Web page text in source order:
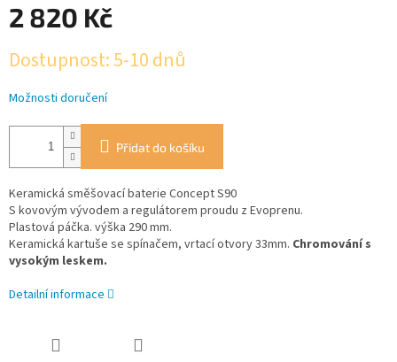
2 820 Kč
cena:
Dostupnost: 5-10 dnů
Možnosti doručení
Přidat do košíku
Keramická směšovací baterie Concept S90
S kovovým vývodem a regulátorem proudu z Evoprenu.
Plastová páčka. výška 290 mm.
Keramická kartuše se spínačem, vrtací otvory 33mm. Chromování s
vysokým leskem.
Detailní informace